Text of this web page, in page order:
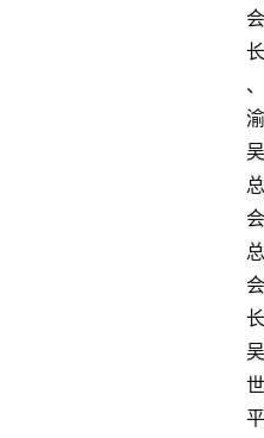
会
长
、
渝
吴
总
会
总
会
长
吴
世
平